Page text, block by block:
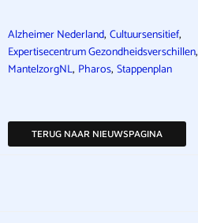
Alzheimer Nederland, Cultuursensitief,
Expertisecentrum Gezondheidsverschillen,
MantelzorgNL, Pharos, Stappenplan
TERUG NAAR NIEUWSPAGINA